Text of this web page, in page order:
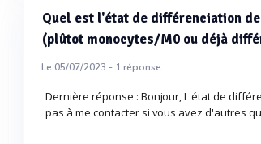
Quel est l'état de différenciation
(plûtot monocytes/M0 ou déjà
Le 05/07/2023 - 1réponse
Dernière réponse : Bonjour, L'état de
pas à me contacter si vous avez d'autres